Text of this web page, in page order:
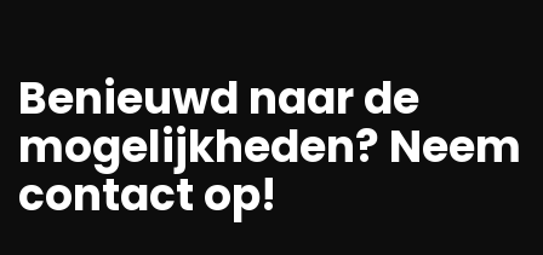
Benieuwd naar de
mogelijkheden? Neem
contact op!